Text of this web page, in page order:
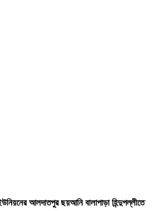
আলদাতপুর ছয়আনি বালাপাড়া হিন্দুপল্লীতে